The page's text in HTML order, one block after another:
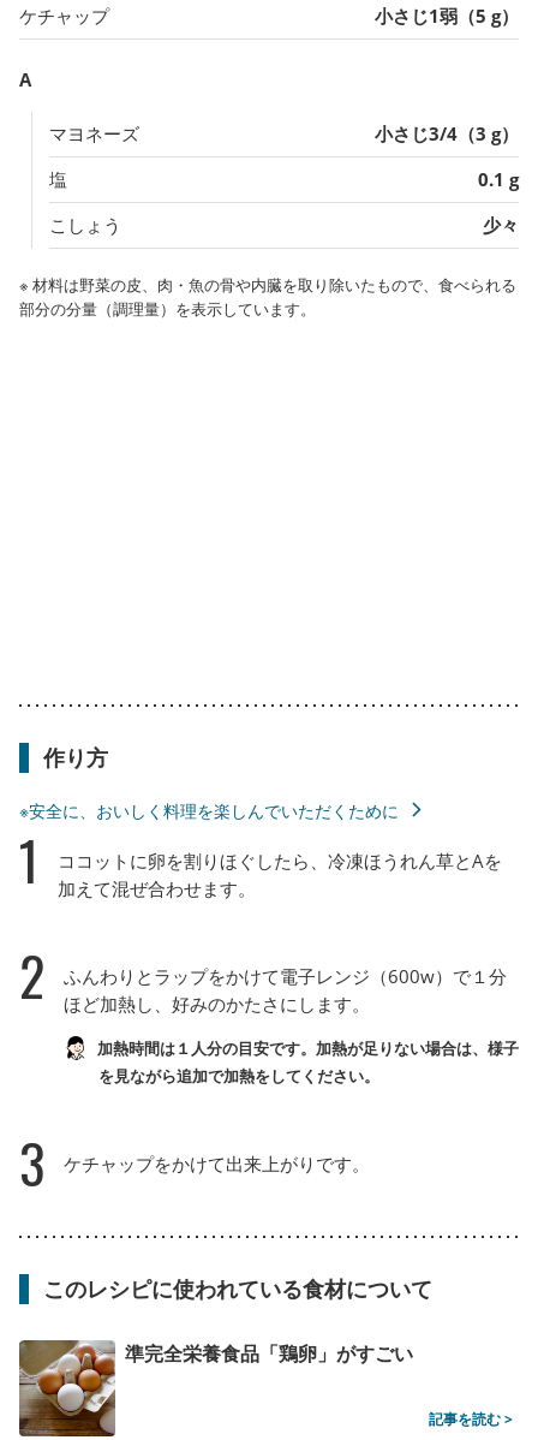
ケチャップ 小さじ1弱（5 g）
A
マヨネーズ
小さじ3/4（3 g）
塩
0.1 g
こしょう
少々
※ 材料は野菜の皮、肉・魚の骨や内臓を取り除いたもので、食べられる
部分の分量（調理量）を表示しています。
作り方
※安全に、おいしく料理を楽しんでいただくために
1
ココットに卵を割りほぐしたら、冷凍ほうれん草とAを
加えて混ぜ合わせます。
2
ふんわりとラップをかけて電子レンジ（600w）で１分
ほど加熱し、好みのかたさにします。
加熱時間は１人分の目安です。加熱が足りない場合は、様子
を見ながら追加で加熱をしてください。
3 ケチャップをかけて出来上がりです。
このレシピに使われている食材について
準完全栄養食品「鶏卵」がすごい
記事を読む >